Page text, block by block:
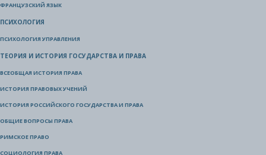
ФРАНЦУЗСКИЙ ЯЗЫК
ПСИХОЛОГИЯ
ПСИХОЛОГИЯ УПРАВЛЕНИЯ
ТЕОРИЯ И ИСТОРИЯ ГОСУДАРСТВА И ПРАВА
ВСЕОБЩАЯ ИСТОРИЯ ПРАВА
ИСТОРИЯ ПРАВОВЫХ УЧЕНИЙ
ИСТОРИЯ РОССИЙСКОГО ГОСУДАРСТВА И ПРАВА
ОБЩИЕ ВОПРОСЫ ПРАВА
РИМСКОЕ ПРАВО
СОЦИОЛОГИЯ ПРАВА